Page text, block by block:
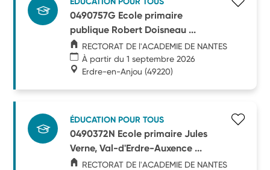
0490757G Ecole primaire
publique Robert Doisneau ...
RECTORAT DE l'ACADEMIE DE NANTES
À partir du 1 septembre 2026
Erdre-en-Anjou (49220)
ÉDUCATION POUR TOUS
0490372N Ecole primaire Jules
Verne, Val-d'Erdre-Auxence ...
RECTORAT DE l'ACADEMIE DE NANTES